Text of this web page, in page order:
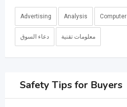
Advertising Analysis Computer
دعاء السوق معلومات تقنية
Safety Tips for Buyers